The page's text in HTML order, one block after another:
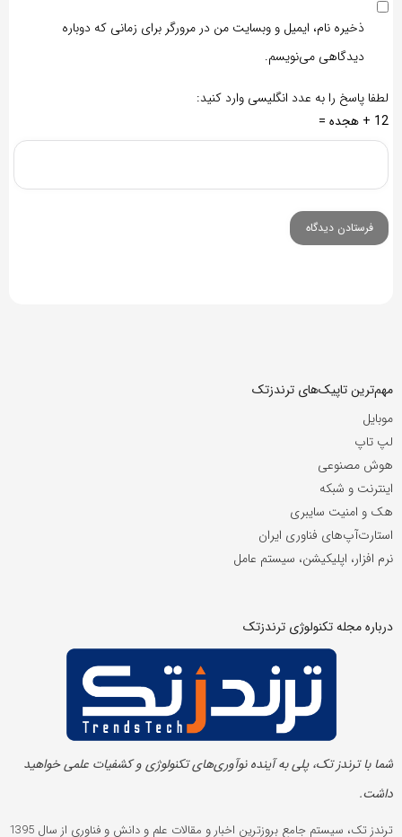
ذخیره نام، ایمیل و وبسایت من در مرورگر برای زمانی که دوباره
دیدگاهی می‌نویسم.
لطفا پاسخ را به عدد انگلیسی وارد کنید:
12 + هجده =
مهم‌ترین تاپیک‌های ترندزتک
موبایل
لپ تاپ
هوش مصنوعی
اینترنت و شبکه
هک و امنیت سایبری
استارت‌آپ‌های فناوری ایران
نرم افزار، اپلیکیشن، سیستم عامل
درباره مجله تکنولوژی ترندزتک
شما با ترندز تک، پلی به آینده‌ نوآوری‌های تکنولوژی و کشفیات علمی خواهید
داشت.
ترندز تک، سیستم جامع بروزترین اخبار و مقالات علم و دانش و فناوری از سال 1395